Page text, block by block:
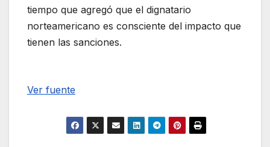
tiempo que agregó que el dignatario
norteamericano es consciente del impacto que
tienen las sanciones.
Ver fuente